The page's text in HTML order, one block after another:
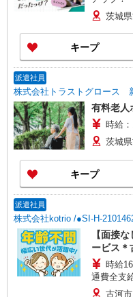
給与幅は
茨城
キープ
派遣社員
株式会社トラストグロース
有料老人
時給
茨城
キープ
派遣社員
株式会社kotrio /●SI-H-
【面接
ービス＊
時給
通費全支
古河